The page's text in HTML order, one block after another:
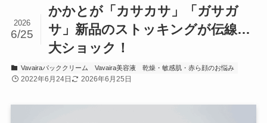
かかとが「カサカサ」「ガサガ
サ」新品のストッキングが伝線…
大ショック！
2026
6/25
Vavairaパッククリーム Vavaira美容液 乾燥・敏感肌・赤ら顔のお悩み
2022年6月24日 2026年6月25日